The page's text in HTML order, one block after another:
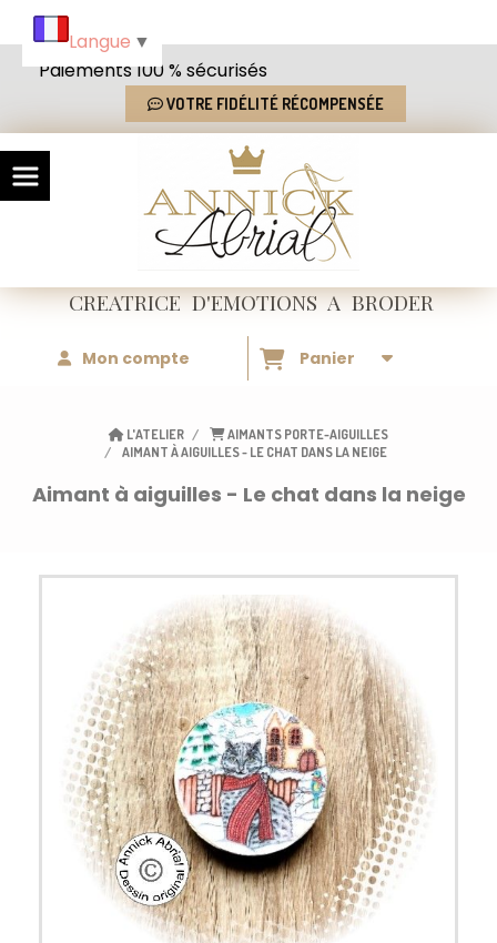
Paiements 100 % sécurisés
VOTRE FIDÉLITÉ RÉCOMPENSÉE
CREATRICED'EMOTIONSA BRODER
Mon compte Panier
L'ATELIER
AIMANTS PORTE-AIGUILLES
AIMANT À AIGUILLES - LE CHAT DANS LA NEIGE
Aimant à aiguilles - Le chat dans la neige
Langue ▼